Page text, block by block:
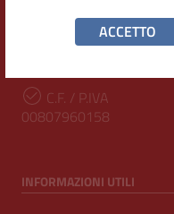
ACCETTO
Telefono
C.F. / P.IVA
00807960158
INFORMAZIONI UTILI